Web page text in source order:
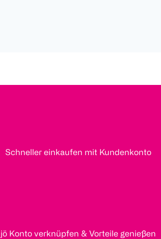
Schneller einkaufen mit Kundenkonto
jö Konto verknüpfen & Vorteile genießen